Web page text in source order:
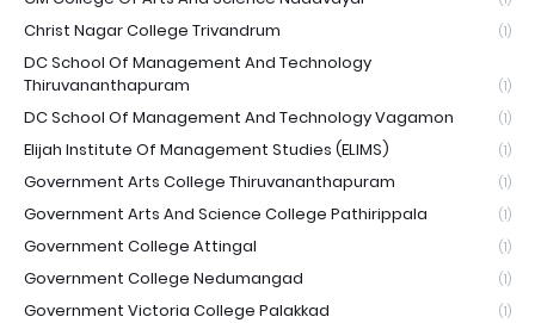
Christ Nagar College Trivandrum (1)
DC School Of Management And Technology
Thiruvananthapuram
(1)
DC School Of Management And Technology Vagamon (1)
Elijah Institute Of Management Studies (ELIMS) (1)
Government Arts College Thiruvananthapuram (1)
Government Arts And Science College Pathirippala (1)
Government College Attingal (1)
Government College Nedumangad (1)
Government Victoria College Palakkad (1)